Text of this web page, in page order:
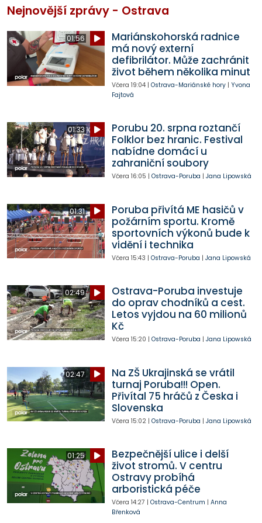
Nejnovější zprávy - Ostrava
01:56
Mariánskohorská radnice
má nový externí
defibrilátor. Může zachránit
život během několika minut
Včera 19:04| Ostrava-Mariánské hory| Yvona
Fajtová
01:33
Porubu 20. srpna roztančí
Folklor bez hranic. Festival
nabídne domácí u
zahraniční soubory
Včera 16:05 | Ostrava-Poruba | Jana Lipowská
01:31
Poruba přivítá ME hasičů v
požárním sportu. Kromě
sportovních výkonů bude k
vidění i technika
Včera 15:43 | Ostrava-Poruba | Jana Lipowská
02:49
Ostrava-Poruba investuje
do oprav chodníků a cest.
Letos vyjdou na 60 milionů
Kč
Včera 15:20 | Ostrava-Poruba | Jana Lipowská
02:47
Na ZŠ Ukrajinská se vrátil
turnaj Poruba!!! Open.
Přivítal 75 hráčů z Česka i
Slovenska
Včera 15:02| Ostrava-Poruba | Jana Lipowská
01:25
Bezpečnější ulice i delší
život stromů. V centru
Ostravy probíhá
arboristická péče
Včera 14:27 | Ostrava-Centrum | Anna
Břenková